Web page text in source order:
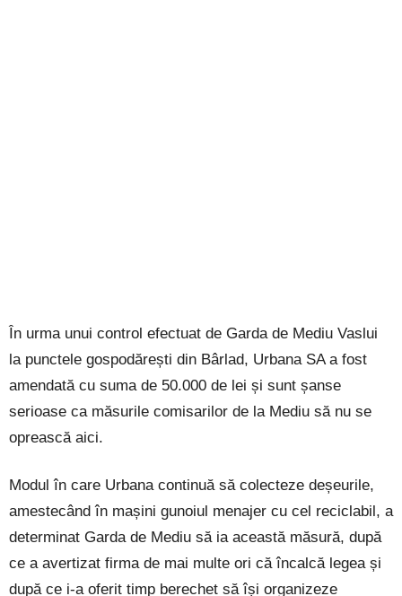
În urma unui control efectuat de Garda de Mediu Vaslui
la punctele gospodărești din Bârlad, Urbana SA a fost
amendată cu suma de 50.000 de lei și sunt șanse
serioase ca măsurile comisarilor de la Mediu să nu se
oprească aici.
Modul în care Urbana continuă să colecteze deșeurile,
amestecând în mașini gunoiul menajer cu cel reciclabil, a
determinat Garda de Mediu să ia această măsură, după
ce a avertizat firma de mai multe ori că încalcă legea și
după ce i-a oferit timp berechet să își organizeze